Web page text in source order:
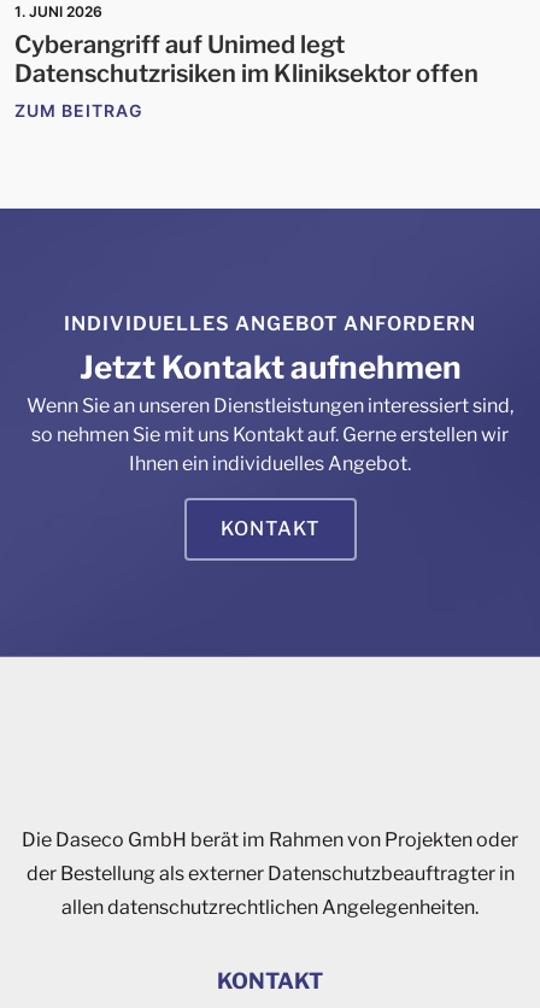
1. JUNI 2026
Cyberangriff auf Unimed legt
Datenschutzrisiken im Kliniksektor offen
ZUM BEITRAG
INDIVIDUELLES ANGEBOT ANFORDERN
Jetzt Kontakt aufnehmen
Wenn Sie an unseren Dienstleistungen interessiert sind,
so nehmen Sie mit uns Kontakt auf. Gerne erstellen wir
Ihnen ein individuelles Angebot.
KONTAKT
Die Daseco GmbH berät im Rahmen von Projekten oder
der Bestellung als externer Datenschutzbeauftragter in
allen datenschutzrechtlichen Angelegenheiten.
KONTAKT